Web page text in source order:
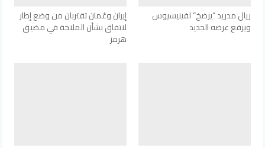
ريال مدريد “يرضخ” لفينيسيوس
ويرفع عرضه الجديد
إيران وعُمان تقتربان من وضع إطار
لاتفاق بشأن الملاحة في مضيق
هرمز